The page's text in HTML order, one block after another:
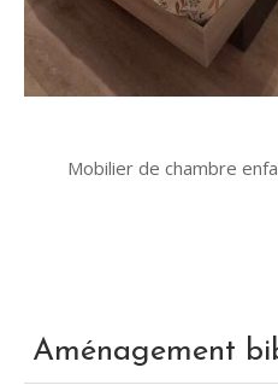
Mobilier de chambre
Aménagement